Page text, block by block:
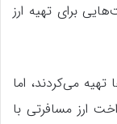
برای تهیه ارز
تهیه می‌کردند، اما
ارز مسافرتی با